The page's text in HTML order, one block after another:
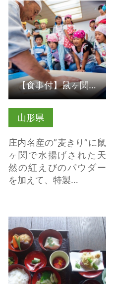
山形県
庄内名産の”麦きり”に鼠
ヶ関で水揚げされた天
然の紅えびのパウダー
を加えて、特製…
詳細はこちら
【食事付】鼠ヶ関 紅えび麦きり作り体験（山形県鶴岡市）
詳細はこちら